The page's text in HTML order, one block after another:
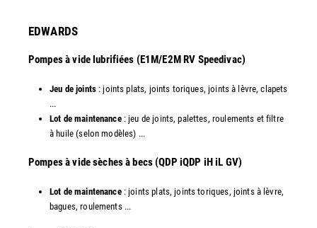
EDWARDS
Pompes à vide lubrifiées (E1M/E2M RV Speedivac)
Jeu de joints: joints plats, joints toriques, joints à lèvre, clapets
...
Lot de maintenance: jeu de joints, palettes, roulements et filtre
à huile (selon modèles) ...
​Pompes à vide sèches à becs (QDP iQDP iH iL GV)
Lot de maintenance: joints plats, joints toriques, joints à lèvre,
bagues, roulements ...